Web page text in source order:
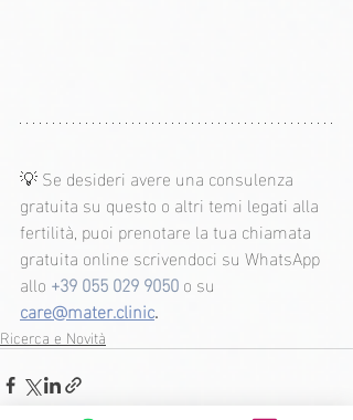
💡 Se desideri avere una consulenza
gratuita su questo o altri temi legati alla
fertilità, puoi prenotare la tua chiamata
gratuita online scrivendoci su WhatsApp
allo +39 055 029 9050 o su
care@mater.clinic.
Ricerca e Novità